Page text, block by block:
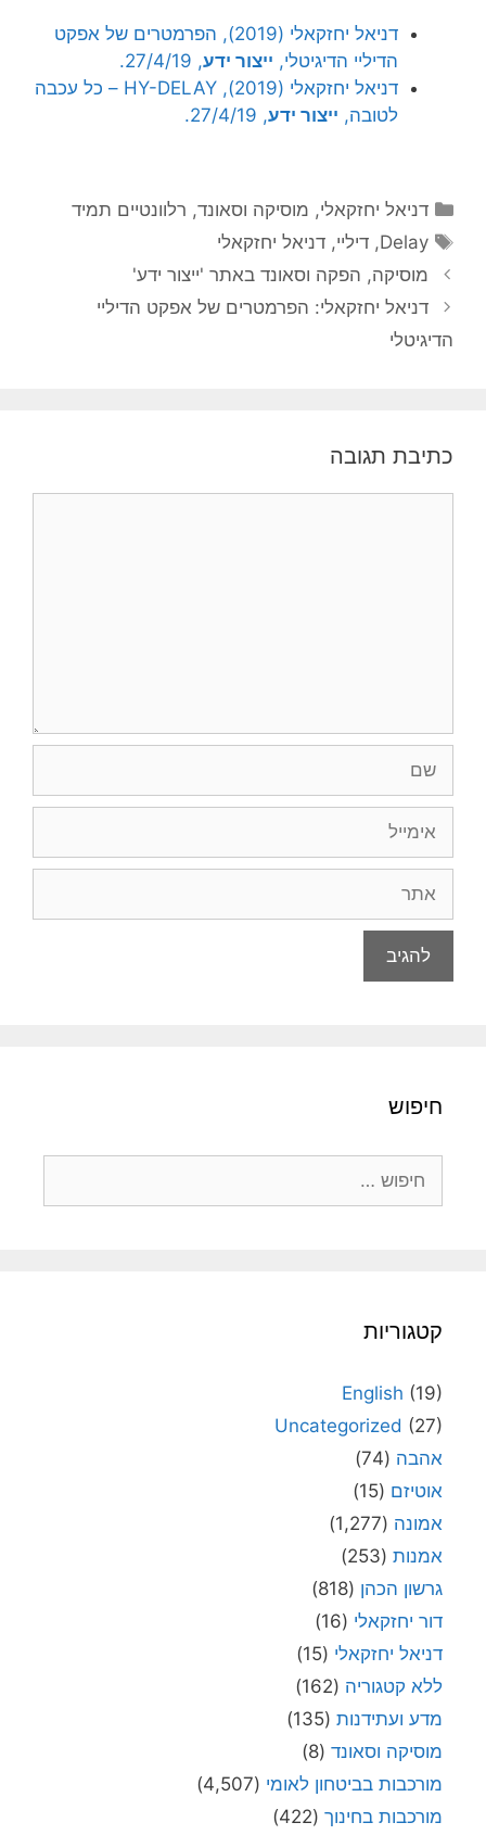
דניאל יחזקאלי (2019), הפרמטרים של אפקט
הדיליי הדיגיטלי, ייצור ידע, 27/4/19.
דניאל יחזקאלי (2019), HY-DELAY – כל עכבה
לטובה, ייצור ידע, 27/4/19.
קטגוריות
דניאל יחזקאלי, מוסיקה וסאונד, רלוונטיים תמיד
תגיות
Delay
,דיליי,דניאל יחזקאלי
מוסיקה, הפקה וסאונד באתר 'ייצור ידע'
דניאל יחזקאלי: הפרמטרים של אפקט הדיליי
הדיגיטלי
כתיבת תגובה
חיפוש
קטגוריות
English (19)
Uncategorized (27)
אהבה (74)
אוטיזם (15)
אמונה (1,277)
אמנות (253)
גרשון הכהן (818)
דור יחזקאלי (16)
דניאל יחזקאלי (15)
ללא קטגוריה (162)
מדע ועתידנות (135)
מוסיקה וסאונד (8)
מורכבות בביטחון לאומי (4,507)
מורכבות בחינוך (422)